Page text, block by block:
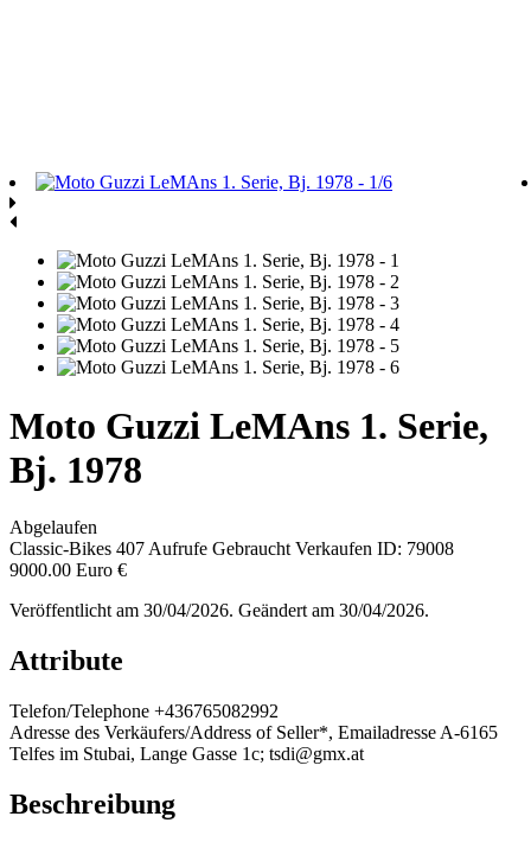
Moto Guzzi LeMAns 1. Serie,
Bj. 1978
Abgelaufen
Classic-Bikes 407 Aufrufe Gebraucht Verkaufen ID: 79008
9000.00 Euro €
Veröffentlicht am 30/04/2026. Geändert am 30/04/2026.
Attribute
Telefon/Telephone +436765082992
Adresse des Verkäufers/Address of Seller*, Emailadresse A-6165
Telfes im Stubai, Lange Gasse 1c; tsdi@gmx.at
Beschreibung